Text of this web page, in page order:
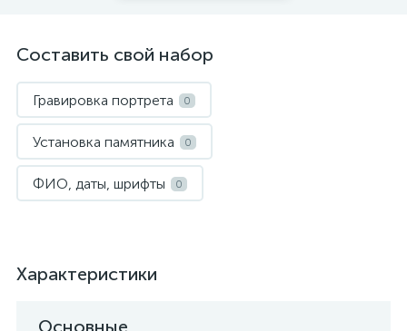
Составить свой набор
Гравировка портрета 0
Установка памятника 0
ФИО, даты, шрифты 0
Характеристики
Основные